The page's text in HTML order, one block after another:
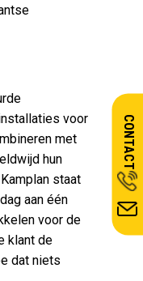
voor
met
hun
staat
aan één
voor de
klant de
dat niets
CONTACT